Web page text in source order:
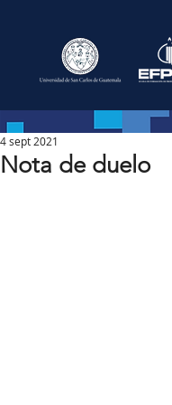
Nota de duelo
4 sept 2021